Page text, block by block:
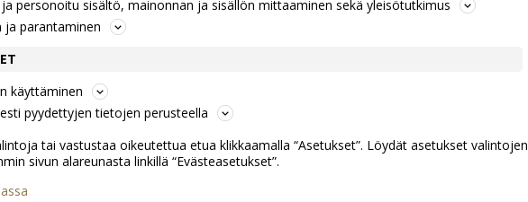
personoitu sisältö, mainonnan ja sisällön mittaaminen sekä yleisötutkimus
ja parantaminen
käyttäminen
pyydettyjen tietojen perusteella
tai vastustaa oikeutettua etua klikkaamalla “Asetukset”. Löydät asetukset valintojen
sivun alareunasta linkillä “Evästeasetukset”.